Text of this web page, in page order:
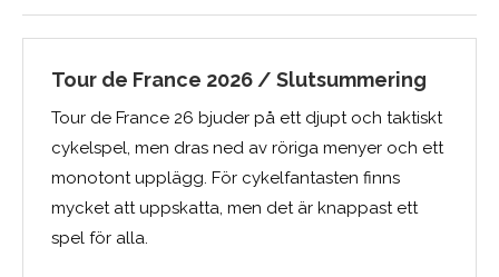
Tour de France 2026 / Slutsummering
Tour de France 26 bjuder på ett djupt och taktiskt
cykelspel, men dras ned av röriga menyer och ett
monotont upplägg. För cykelfantasten finns
mycket att uppskatta, men det är knappast ett
spel för alla.